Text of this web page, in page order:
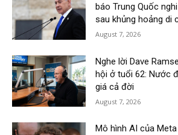
báo Trung Quốc
sau khủng hoảng di
August 7, 2026
Nghe lời Dave
hội ở tuổi 62: Nước
giá cả đời
August 7, 2026
Mô hình AI của